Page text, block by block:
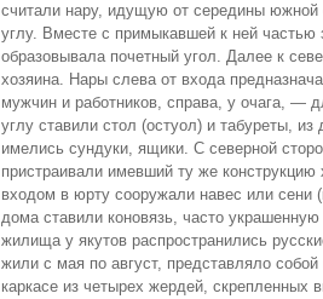
считали нару, идущую от середины южной
углу. Вместе с примыкавшей к ней частью
образовывала почетный угол. Далее к
хозяина. Нары слева от входа
мужчин и работников, справа, у очага, —
углу ставили стол (остуол) и табуреты, из
имелись сундуки, ящики. С северной
пристраивали имевший ту же
входом в юрту сооружали навес или
дома ставили коновязь, часто
жилища у якутов распространились
жили с мая по август, представляло
каркасе из четырех жердей, скрепленных